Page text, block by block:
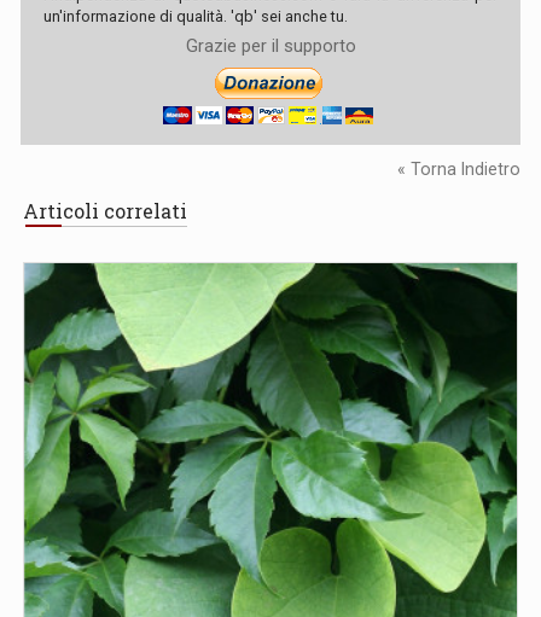
un'informazione di qualità. 'qb' sei anche tu.
Grazie per il supporto
« Torna Indietro
Articoli correlati